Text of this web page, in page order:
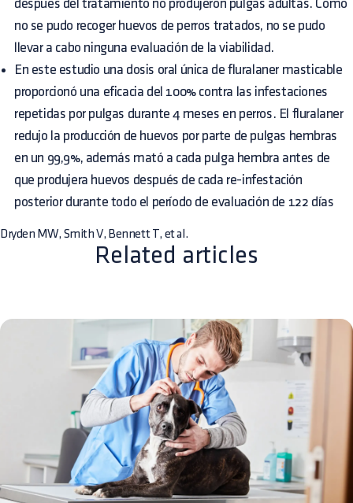
después del tratamiento no produjeron pulgas adultas. Como
no se pudo recoger huevos de perros tratados, no se pudo
llevar a cabo ninguna evaluación de la viabilidad.
En este estudio una dosis oral única de fluralaner masticable
proporcionó una eficacia del 100% contra las infestaciones
repetidas por pulgas durante 4 meses en perros. El fluralaner
redujo la producción de huevos por parte de pulgas hembras
en un 99,9%, además mató a cada pulga hembra antes de
que produjera huevos después de cada re-infestación
posterior durante todo el período de evaluación de 122 días
Dryden MW, Smith V, Bennett T, et al.
Related articles